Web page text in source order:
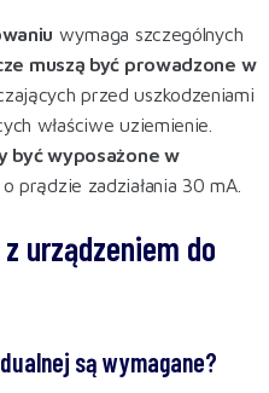
wymaga szczególnych
muszą być prowadzone w
przed uszkodzeniami
właściwe uziemienie.
być wyposażone w
o prądzie zadziałania 30 mA.
urządzeniem do
są wymagane?